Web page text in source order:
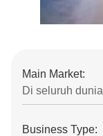
Main Market:
Di seluruh dunia
Business Type: